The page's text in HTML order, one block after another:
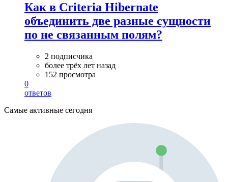
Как в Criteria Hibernate
объединить две разные сущности
по не связанным полям?
2 подписчика
более трёх лет назад
152 просмотра
0
ответов
Самые активные сегодня